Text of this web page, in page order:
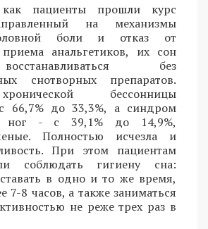
пациенты прошли курс
на механизмы
боли и отказ от
анальгетиков, их сон
без
снотворных препаратов.
бессонницы
с 66,7% до 33,3%, а синдром
ног - с 39,1% до 14,9%,
Полностью исчезла и
При этом пациентам
соблюдать гигиену сна:
в одно и то же время,
7-8 часов, а также заниматься
не реже трех раз в